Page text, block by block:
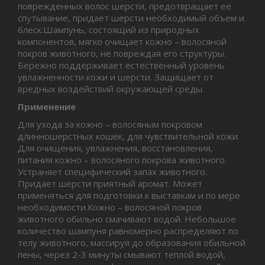
поврежденных волос шерсти, предотвращает ее
спутывание, придает шерсти необходимый объем и
блеск.Шампунь, состоящий из природных
компонентов, мягко очищает кожно – волосяной
покров животного, не повреждая его структуры.
Бережно поддерживает естественный уровень
увлажненности кожи и шерсти. Защищает от
вредных воздействий окружающей среды.
Применение
Для ухода за кожно – волосяным покровом
длинношерстных кошек, для чувствительной кожи.
Для очищения, увлажнения, восстановления,
питания кожно – волосяного покрова животного.
Устраняет специфический запах животного.
Придает шерсти приятный аромат. Может
применяться для подготовки к выставкам и по мере
необходимости.Кожно – волосяной покров
животного обильно смачивают водой. Небольшое
количество шампуня равномерно распределяют по
телу животного, массируя до образования обильной
пены, через 2-3 минуты смывают теплой водой,